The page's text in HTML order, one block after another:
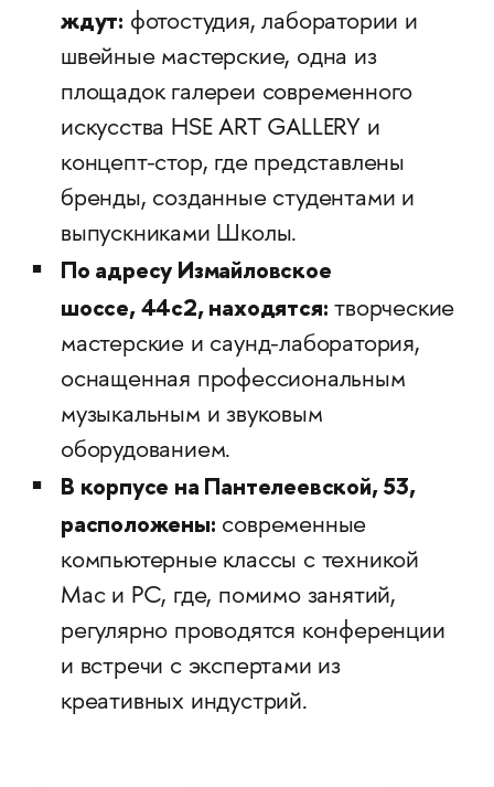
ждут: фотостудия, лаборатории и
швейные мастерские, одна из
площадок галереи современного
искусства HSE ART GALLERY и
концепт-стор, где представлены
бренды, созданные студентами и
выпускниками Школы.
По адресу Измайловское
шоссе, 44с2, находятся: творческие
мастерские и саунд-лаборатория,
оснащенная профессиональным
музыкальным и звуковым
оборудованием.
В корпусе на Пантелеевской, 53,
расположены: современные
компьютерные классы с техникой
Mac и PC, где, помимо занятий,
регулярно проводятся конференции
и встречи с экспертами из
креативных индустрий.